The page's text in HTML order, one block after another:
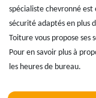
spécialiste chevronné est
sécurité adaptés en plus
Toiture vous propose ses
Pour en savoir plus à
les heures de bureau.